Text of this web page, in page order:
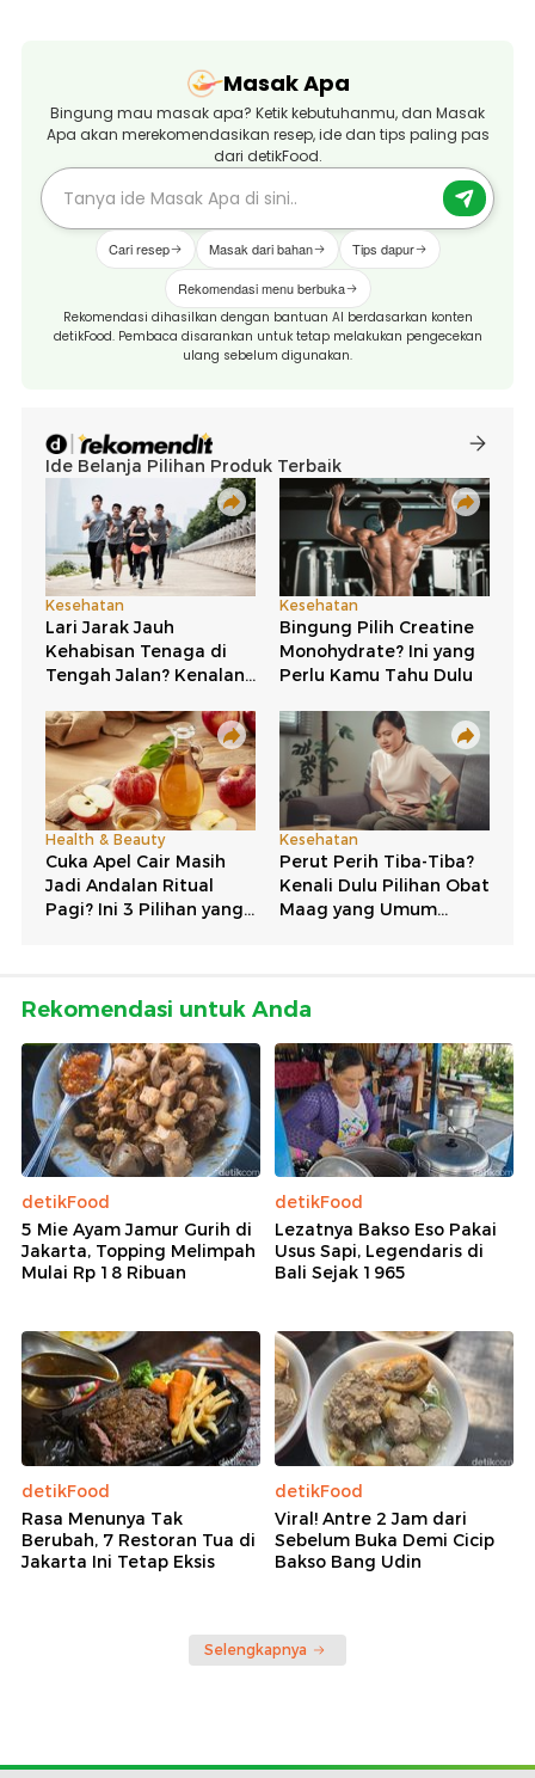
Masak Apa
Bingung mau masak apa? Ketik kebutuhanmu, dan Masak
Apa akan merekomendasikan resep, ide dan tips paling pas
dari detikFood.
Cari resep Masak dari bahan Tips dapur
Rekomendasi menu berbuka
Rekomendasi dihasilkan dengan bantuan AI berdasarkan konten
detikFood. Pembaca disarankan untuk tetap melakukan pengecekan
ulang sebelum digunakan.
Rekomendasi untuk Anda
detikFood
5 Mie Ayam Jamur Gurih di
Jakarta, Topping Melimpah
Mulai Rp 18 Ribuan
detikFood
Lezatnya Bakso Eso Pakai
Usus Sapi, Legendaris di
Bali Sejak 1965
detikFood
Rasa Menunya Tak
Berubah, 7 Restoran Tua di
Jakarta Ini Tetap Eksis
detikFood
Viral! Antre 2 Jam dari
Sebelum Buka Demi Cicip
Bakso Bang Udin
Selengkapnya